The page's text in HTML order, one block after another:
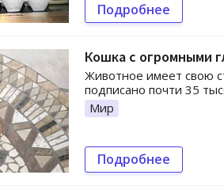
Подробнее
Кошка с огромными
Животное имеет свою
подписано почти 35
Мир
Подробнее